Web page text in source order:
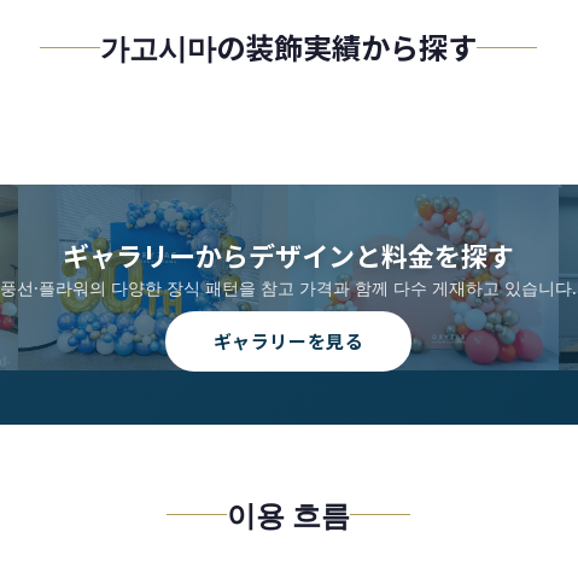
가고시마の装飾実績から探す
ギャラリーからデザインと料金を探す
풍선·플라워의 다양한 장식 패턴을 참고 가격과 함께 다수 게재하고 있습니다.
ギャラリーを見る
이용 흐름